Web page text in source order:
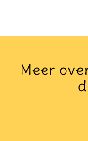
Meer